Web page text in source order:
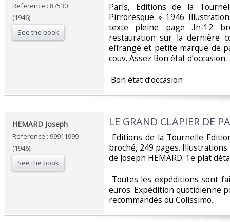
Reference : 87530
(1946)
See the book
‎Paris, Editions de la
Pirroresque » 1946
texte pleine page .In-12
restauration sur la dernière
effrangé et petite marque de
couv. Assez Bon état d’occasion.‎
‎ Bon état d’occasion ‎
‎HEMARD Joseph ‎
Reference : 99911999
(1946)
See the book
‎LE GRAND CLAPIER DE
Editions de la Tournelle
broché, 249 pages.
de Joseph HEMARD. 1e plat
Toutes les expéditions sont
euros. Expédition quotidienne
recommandés ou Colissimo. ‎